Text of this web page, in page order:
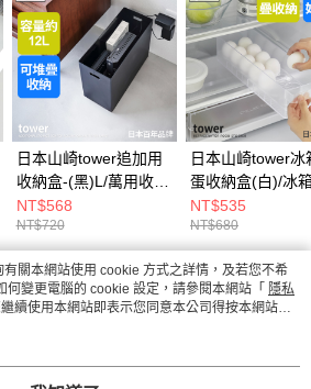
日本山崎tower追加用
收納盒-(黑)L/萬用收納
盒/手把收納盒/儲物盒
NT$568
NT$720
日本山崎tower冰
蛋收納盒(白)/冰
納/可堆疊置物盒/
整理盒
NT$535
NT$680
關本網站使用 cookie 方式之詳情，及若您不希
何變更電腦的 cookie 設定，請參閱本網站「 隱私
續使用本網站即表示您同意本公司得按本網站使
。